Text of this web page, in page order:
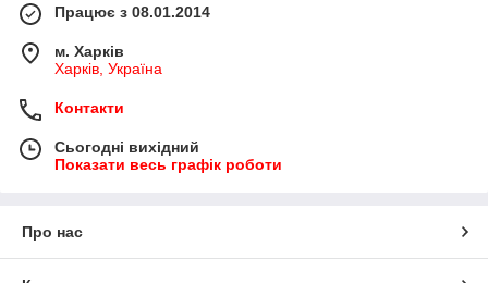
Працює з 08.01.2014
м. Харків
Харків, Україна
Контакти
Сьогодні вихідний
Показати весь графік роботи
Про нас